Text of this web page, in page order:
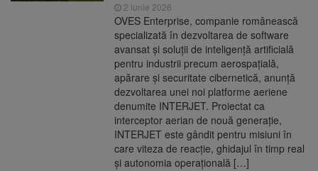
2 iunie 2026
OVES Enterprise, companie românească
specializată în dezvoltarea de software
avansat și soluții de inteligență artificială
pentru industrii precum aerospațială,
apărare și securitate cibernetică, anunță
dezvoltarea unei noi platforme aeriene
denumite INTERJET. Proiectat ca
interceptor aerian de nouă generație,
INTERJET este gândit pentru misiuni în
care viteza de reacție, ghidajul în timp real
și autonomia operațională […]